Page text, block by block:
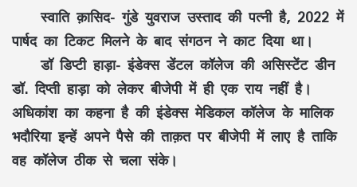
स्वाति क़ासिद- गुंडे युवराज उस्ताद की पत्नी है, 2022 में
पार्षद का टिकट मिलने के बाद संगठन ने काट दिया था।
डॉ डिप्टी हाड़ा- इंडेक्स डेंटल कॉलेज की असिस्टेंट डीन
डॉ. दिप्ती हाड़ा को लेकर बीजेपी में ही एक राय नहीं है।
अधिकांश का कहना है की इंडेक्स मेडिकल कॉलेज के मालिक
भदौरिया इन्हें अपने पैसे की ताक़त पर बीजेपी में लाए है ताकि
वह कॉलेज ठीक से चला संके।